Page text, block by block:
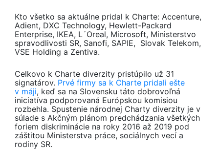
Kto všetko sa aktuálne pridal k Charte: Accenture,
Adient, DXC Technology, Hewlett-Packard
Enterprise, IKEA, L´Oreal, Microsoft, Ministerstvo
spravodlivosti SR, Sanofi, SAPIE, Slovak Telekom,
VSE Holding a Zentiva.
Celkovo k Charte diverzity pristúpilo už 31
signatárov. Prvé firmy sa k Charte pridali ešte
v máji, keď sa na Slovensku táto dobrovoľná
iniciatíva podporovaná Európskou komisiou
rozbehla. Spustenie národnej Charty diverzity je v
súlade s Akčným plánom predchádzania všetkých
foriem diskriminácie na roky 2016 až 2019 pod
záštitou Ministerstva práce, sociálnych vecí a
rodiny SR.